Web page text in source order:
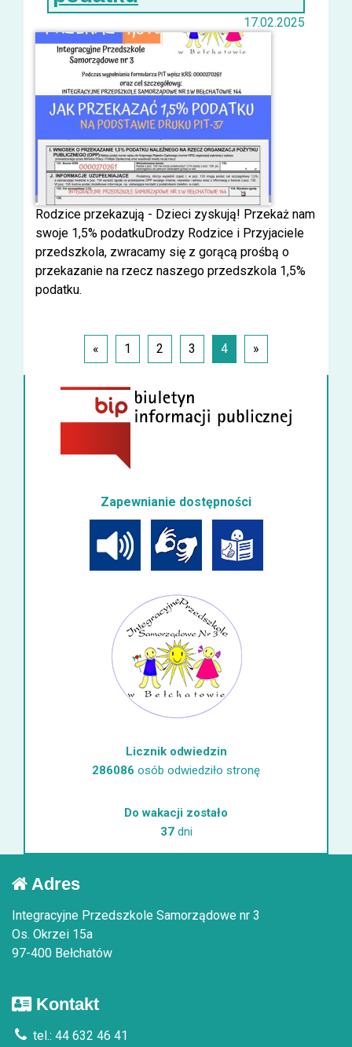
Zapewnianie dostępności
Licznik odwiedzin
286086 osób odwiedziło stronę
Do wakacji zostało
37dni
17.02.2025
Rodzice przekazują - Dzieci zyskują! Przekaż nam
swoje 1,5% podatkuDrodzy Rodzice i Przyjaciele
przedszkola, zwracamy się z gorącą prośbą o
przekazanie na rzecz naszego przedszkola 1,5%
podatku.
« 1 2 3 4 »
Adres
Integracyjne Przedszkole Samorządowe nr 3
Os. Okrzei 15a
97-400 Bełchatów
Kontakt
tel.: 44 632 46 41